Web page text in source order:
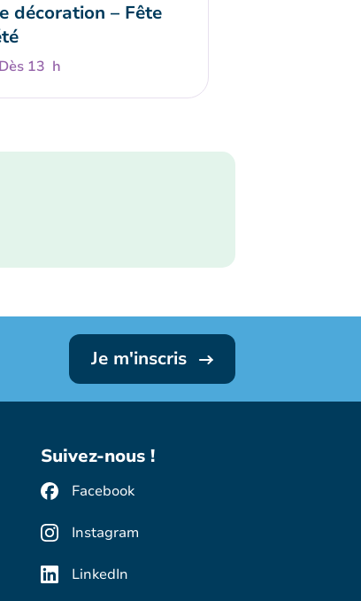
décoration – Fête
Dès 13 h
Je m'inscris
Suivez-nous !
Facebook
Instagram
LinkedIn